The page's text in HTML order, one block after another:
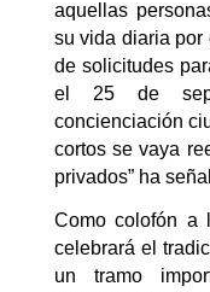
aquellas
su vida diaria por
de solicitudes
el 25 de
concienciación
cortos se vaya
privados” ha
Como colofón a
celebrará el
un tramo